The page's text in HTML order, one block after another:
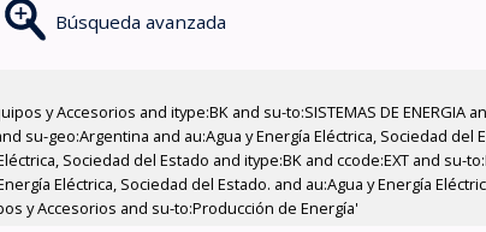
Búsqueda avanzada
y Accesorios and itype:BK and su-to:SISTEMAS DE ENERGIA
su-geo:Argentina and au:Agua y Energía Eléctrica, Sociedad del
Sociedad del Estado and itype:BK and ccode:EXT and su-
Eléctrica, Sociedad del Estado. and au:Agua y Energía
y Accesorios and su-to:Producción de Energía'